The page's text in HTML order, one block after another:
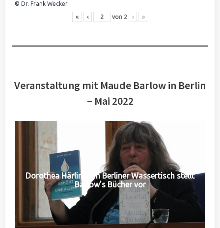
© Dr. Frank Wecker
« ‹ von 2 › »
Veranstaltung mit Maude Barlow in Berlin
– Mai 2022
Dorothea Härlin vom Berliner Wassertisch stellt
Barlow's Bücher vor